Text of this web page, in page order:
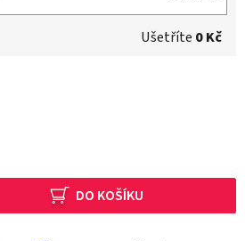
Ušetříte 0 Kč
DO KOŠÍKU